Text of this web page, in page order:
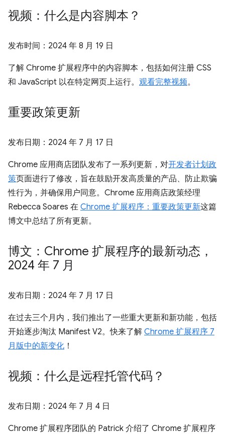
视频：什么是内容脚本？
发布时间： 2024 年 8 月 19 日
了解 Chrome 扩展程序中的内容脚本，包括如何注册 CSS
和 JavaScript 以在特定网页上运行。 观看完整视频。
重要政策更新
发布日期： 2024 年 7 月 17 日
Chrome 应用商店团队发布了一系列更新，对开发者计划政
策页面进行了修改，旨在鼓励开发高质量的产品、防止欺骗
性行为，并确保用户同意。Chrome 应用商店政策经理
Rebecca Soares 在 Chrome 扩展程序：重要政策更新这篇
博文中总结了所有更新。
博文：Chrome 扩展程序的最新动态，
2024 年 7 月
发布日期： 2024 年 7 月 17 日
在过去三个月内，我们推出了一些重大更新和新功能，包括
开始逐步淘汰 Manifest V2。快来了解 Chrome 扩展程序 7
月版中的新变化 ！
视频：什么是远程托管代码？
发布日期： 2024 年 7 月 4 日
Chrome 扩展程序团队的 Patrick 介绍了 Chrome 扩展程序